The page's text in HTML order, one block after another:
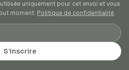
uniquement pour cet envoi et vous
moment. Politique de confidentialité.
S’inscrire